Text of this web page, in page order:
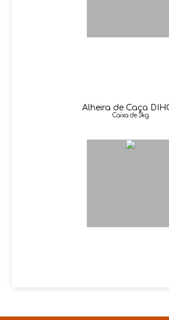
Alheira de Caça
Caixa de 3kg